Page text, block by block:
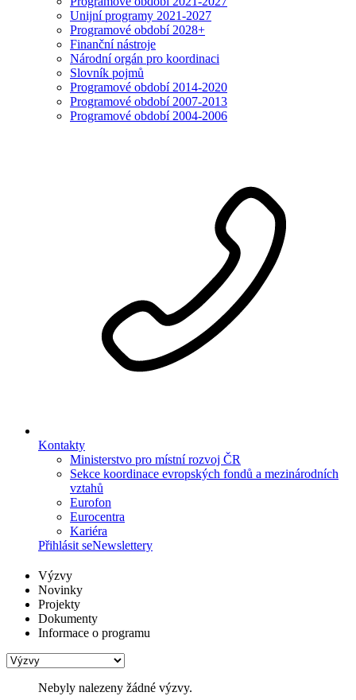
Unijní programy 2021-2027
Programové období 2028+
Finanční nástroje
Národní orgán pro koordinaci
Slovník pojmů
Programové období 2014-2020
Programové období 2007-2013
Programové období 2004-2006
Kontakty
Ministerstvo pro místní rozvoj ČR
Sekce koordinace evropských fondů a mezinárodních
vztahů
Eurofon
Eurocentra
Kariéra
Přihlásit seNewslettery
Výzvy
Novinky
Projekty
Dokumenty
Informace o programu
Nebyly nalezeny žádné výzvy.